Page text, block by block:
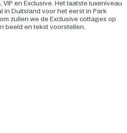
en Exclusive. Het laatste luxeniveau
in Duitsland voor het eerst in Park
zullen we de Exclusive cottages op
beeld en tekst voorstellen.